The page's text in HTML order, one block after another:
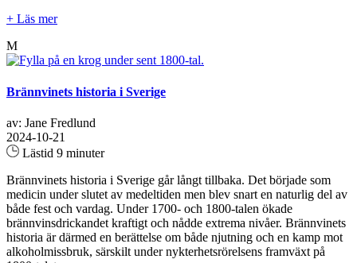
+ Läs mer
M
Brännvinets historia i Sverige
av: Jane Fredlund
2024-10-21
Lästid 9 minuter
Brännvinets historia i Sverige går långt tillbaka. Det började som
medicin under slutet av medeltiden men blev snart en naturlig del av
både fest och vardag. Under 1700- och 1800-talen ökade
brännvinsdrickandet kraftigt och nådde extrema nivåer. Brännvinets
historia är därmed en berättelse om både njutning och en kamp mot
alkoholmissbruk, särskilt under nykterhetsrörelsens framväxt på